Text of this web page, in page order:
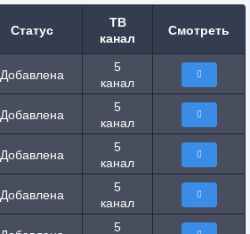
Статус
ТВ
канал
Смотреть
Добавлена
5
канал
Добавлена
5
канал
Добавлена
5
канал
Добавлена
5
канал
5